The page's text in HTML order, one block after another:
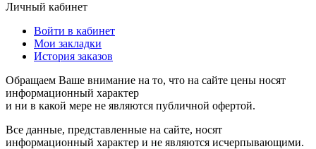
Личный кабинет
Войти в кабинет
Мои закладки
История заказов
Обращаем Ваше внимание на то, что на сайте цены носят
информационный характер
и ни в какой мере не являются публичной офертой.
Все данные, представленные на сайте, носят
информационный характер и не являются исчерпывающими.